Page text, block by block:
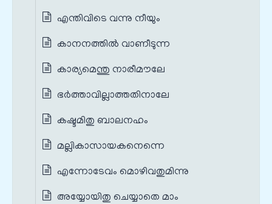
എന്തിവിടെ വന്നു നീയും
കാനനത്തിൽ വാണീടുന്ന
കാര്യമെന്തു നാരീമൗലേ
ഭർത്താവില്ലാത്തതിനാലേ
കഷ്ടമിതു ബാലനഹം
മല്ലികാസായകനെന്നെ
എന്നോടേവം മൊഴിവതുമിന്നു
അയ്യോയിതു ചെയ്യാതെ മാം